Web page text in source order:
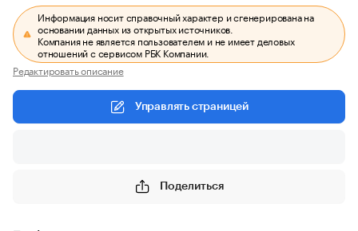
Информация носит справочный характер и сгенерирована на
основании данных из открытых источников.
Компания не является пользователем и не имеет деловых
отношений с сервисом РБК Компании.
Редактировать описание
Управлять страницей
Поделиться